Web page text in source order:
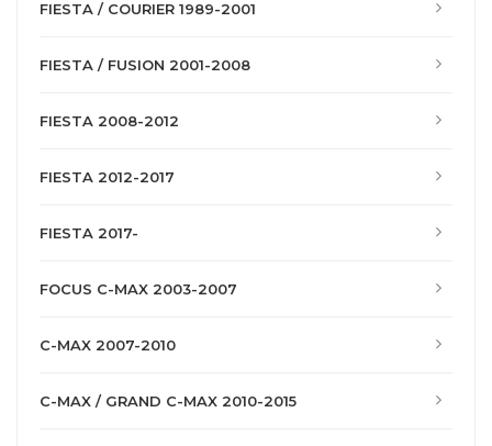
FIESTA / COURIER 1989-2001
FIESTA / FUSION 2001-2008
FIESTA 2008-2012
FIESTA 2012-2017
FIESTA 2017-
FOCUS C-MAX 2003-2007
C-MAX 2007-2010
C-MAX / GRAND C-MAX 2010-2015